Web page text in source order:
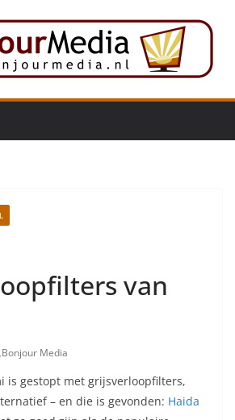
van
Bonjour Media
is gestopt met grijsverloopfilters,
– en die is gevonden: Haida